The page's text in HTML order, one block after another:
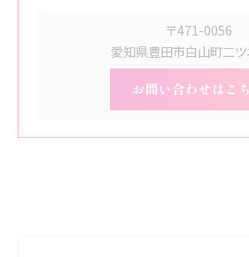
〒471-0056
愛知県豊田市白山町二
お問い合わせはこ